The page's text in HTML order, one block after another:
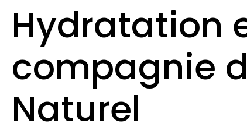
Hydratation
compagnie
Naturel